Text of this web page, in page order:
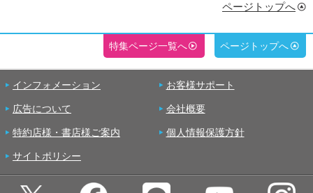
ページトップへ
特集ページ一覧へ ページトップへ
インフォメーション お客様サポート
広告について 会社概要
特約店様・書店様ご案内 個人情報保護方針
サイトポリシー